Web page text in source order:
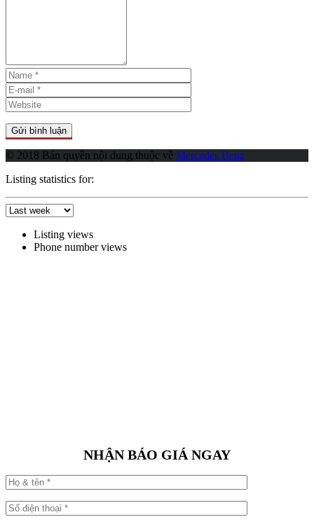
© 2018 Bản quyền nội dung thuộc về Mercedes Benz
Listing statistics for:
Listing views
Phone number views
NHẬN BÁO GIÁ NGAY